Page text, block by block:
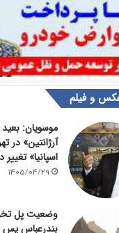
و فیلم
موسویان:
آرژانتین» در
اسپانیا» تغییر
1405/04/29
وضعیت پل
بندرعباس پس